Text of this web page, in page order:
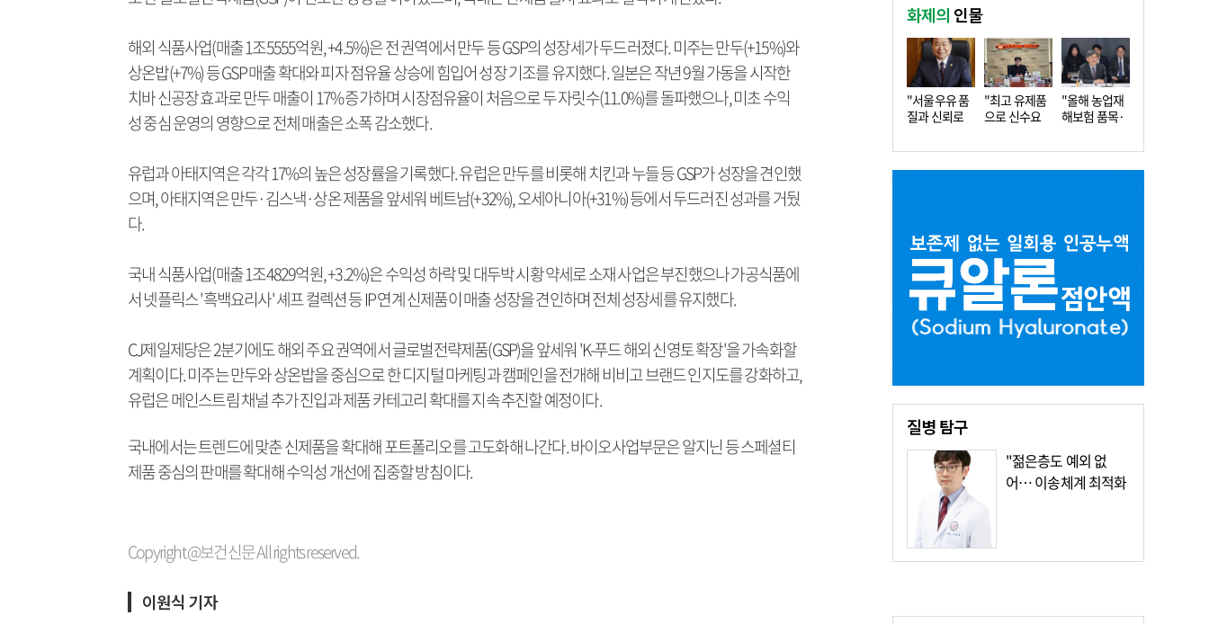
해외 식품사업(매출 1조5555억원, +4.5%)은 전 권역에서 만두 등 GSP의 성장세가 두드러졌다. 미주는 만두(+15%)와
상온밥(+7%) 등 GSP 매출 확대와 피자 점유율 상승에 힘입어 성장 기조를 유지했다. 일본은 작년 9월 가동을 시작한
치바 신공장 효과로 만두 매출이 17% 증가하며 시장점유율이 처음으로 두 자릿수(11.0%)를 돌파했으나, 미초 수익
성 중심 운영의 영향으로 전체 매출은 소폭 감소했다.
유럽과 아태지역은 각각 17%의 높은 성장률을 기록했다. 유럽은 만두를 비롯해 치킨과 누들 등 GSP가 성장을 견인했
으며, 아태지역은 만두·김스낵·상온 제품을 앞세워 베트남(+32%), 오세아니아(+31%) 등에서 두드러진 성과를 거뒀
다.
국내 식품사업(매출 1조4829억원, +3.2%)은 수익성 하락 및 대두박 시황 약세로 소재 사업은 부진했으나 가공식품에
서 넷플릭스 '흑백요리사' 셰프 컬렉션 등 IP 연계 신제품이 매출 성장을 견인하며 전체 성장세를 유지했다.
CJ제일제당은 2분기에도 해외 주요 권역에서 글로벌전략제품(GSP)을 앞세워 'K-푸드 해외 신영토 확장'을 가속화할
계획이다. 미주는 만두와 상온밥을 중심으로 한 디지털 마케팅과 캠페인을 전개해 비비고 브랜드 인지도를 강화하고,
유럽은 메인스트림 채널 추가 진입과 제품 카테고리 확대를 지속 추진할 예정이다.
국내에서는 트렌드에 맞춘 신제품을 확대해 포트폴리오를 고도화해 나간다. 바이오사업부문은 알지닌 등 스페셜티
제품 중심의 판매를 확대해 수익성 개선에 집중할 방침이다.
Copyright @보건신문 All rights reserved.
이원식 기자
화제의 인물
"서울우유 품
질과 신뢰로
"최고 유제품
으로 신수요
"올해 농업재
해보험 품목·
질병탐구
"젊은층도 예외 없
어… 이송체계 최적화